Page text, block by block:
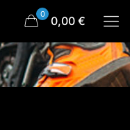
0 0,00 €